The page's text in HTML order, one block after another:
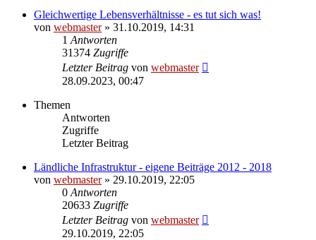
Gleichwertige Lebensverhältnisse - es tut sich was!
von webmaster» 31.10.2019, 14:31
1 Antworten
31374 Zugriffe
Letzter Beitrag von webmaster
28.09.2023, 00:47
Themen
Antworten
Zugriffe
Letzter Beitrag
Ländliche Infrastruktur - eigene Beiträge 2012 - 2018
von webmaster» 29.10.2019, 22:05
0 Antworten
20633 Zugriffe
Letzter Beitrag von webmaster
29.10.2019, 22:05